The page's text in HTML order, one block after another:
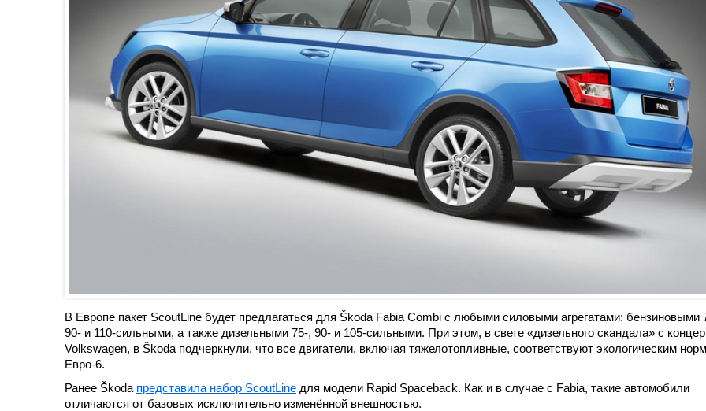
В Европе пакет ScoutLine будет предлагаться для Škoda Fabia Combi с любыми силовыми агрегатами: бензиновыми
90- и 110-сильными, а также дизельными 75-, 90- и 105-сильными. При этом, в свете «дизельного скандала» с
Volkswagen, в Škoda подчеркнули, что все двигатели, включая тяжелотопливные, соответствуют экологическим
Евро-6.
Ранее Škoda представила набор ScoutLine для модели Rapid Spaceback. Как и в случае с Fabia, такие автомобили
отличаются от базовых исключительно изменённой внешностью.